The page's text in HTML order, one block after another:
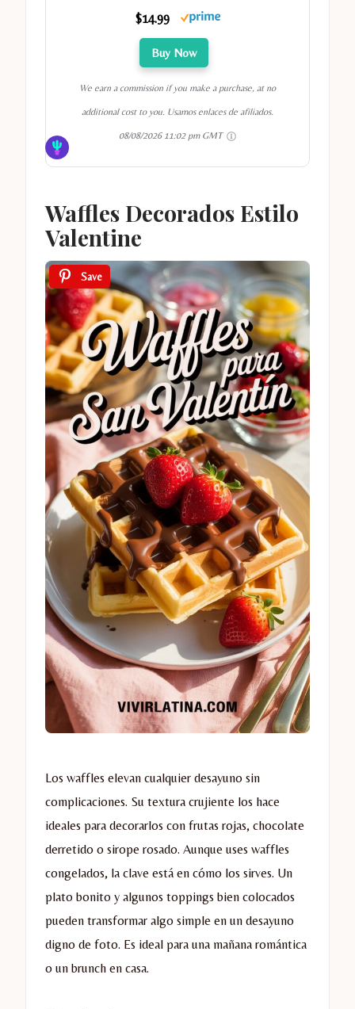
$14.99
Buy Now
We earn a commission if you make a purchase, at no
additional cost to you. Usamos enlaces de afiliados.
08/08/2026 11:02 pm GMT
Waffles Decorados Estilo
Valentine
Save
Los waffles elevan cualquier desayuno sin
complicaciones. Su textura crujiente los hace
ideales para decorarlos con frutas rojas, chocolate
derretido o sirope rosado. Aunque uses waffles
congelados, la clave está en cómo los sirves. Un
plato bonito y algunos toppings bien colocados
pueden transformar algo simple en un desayuno
digno de foto. Es ideal para una mañana romántica
o un brunch en casa.